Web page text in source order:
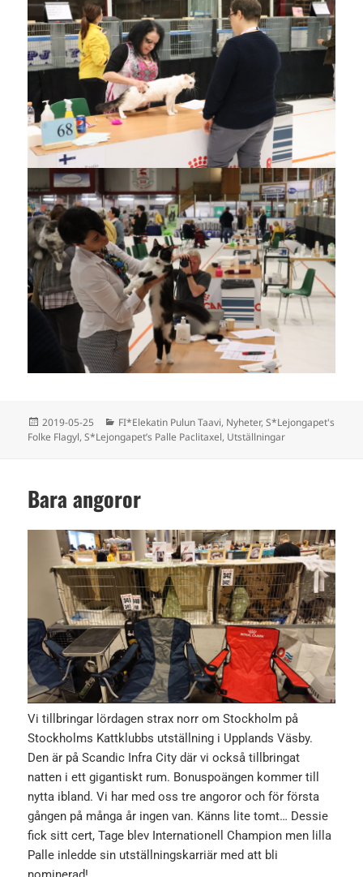
Postat
2019-05-25 Kategorier
FI*Elekatin Pulun Taavi, Nyheter,S*Lejongapet's
Folke Flagyl,S*Lejongapet’s Palle Paclitaxel, Utställningar
Bara angoror
Vi tillbringar lördagen strax norr om Stockholm på
Stockholms Kattklubbs utställning i Upplands Väsby.
Den är på Scandic Infra City där vi också tillbringat
natten i ett gigantiskt rum. Bonuspoängen kommer till
nytta ibland. Vi har med oss tre angoror och för första
gången på många år ingen van. Känns lite tomt… Dessie
fick sitt cert, Tage blev Internationell Champion men lilla
Palle inledde sin utställningskarriär med att bli